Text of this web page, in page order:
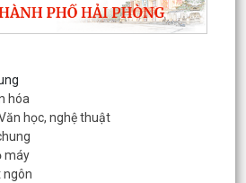
hóa
học, nghệ thuật
máy
ngôn